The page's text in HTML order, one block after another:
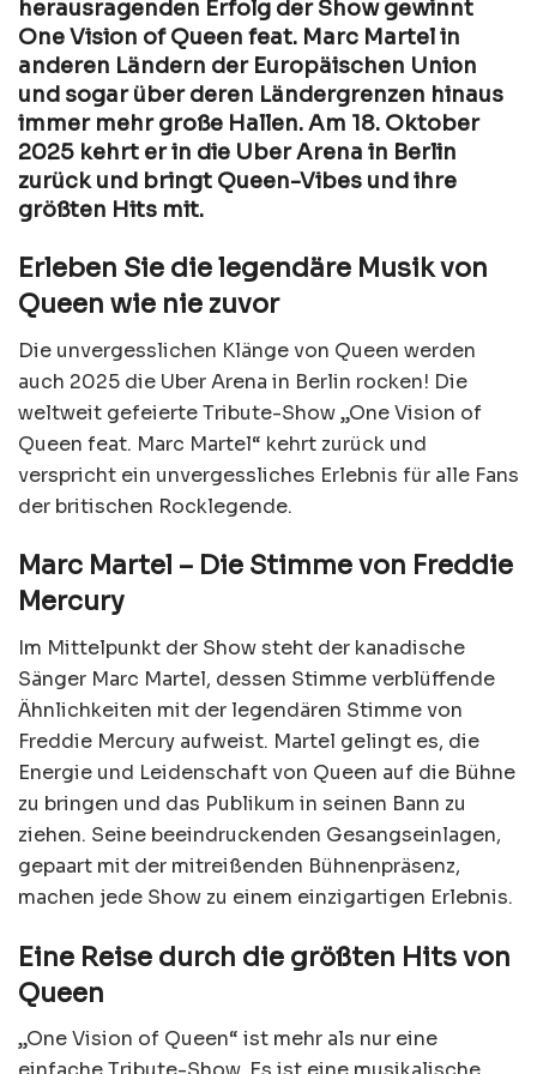
herausragenden Erfolg der Show gewinnt
One Vision of Queen feat. Marc Martel in
anderen Ländern der Europäischen Union
und sogar über deren Ländergrenzen hinaus
immer mehr große Hallen. Am 18. Oktober
2025 kehrt er in die Uber Arena in Berlin
zurück und bringt Queen-Vibes und ihre
größten Hits mit.
Erleben Sie die legendäre Musik von
Queen wie nie zuvor
Die unvergesslichen Klänge von Queen werden
auch 2025 die Uber Arena in Berlin rocken! Die
weltweit gefeierte Tribute-Show „One Vision of
Queen feat. Marc Martel“ kehrt zurück und
verspricht ein unvergessliches Erlebnis für alle Fans
der britischen Rocklegende.
Marc Martel – Die Stimme von Freddie
Mercury
Im Mittelpunkt der Show steht der kanadische
Sänger Marc Martel, dessen Stimme verblüffende
Ähnlichkeiten mit der legendären Stimme von
Freddie Mercury aufweist. Martel gelingt es, die
Energie und Leidenschaft von Queen auf die Bühne
zu bringen und das Publikum in seinen Bann zu
ziehen. Seine beeindruckenden Gesangseinlagen,
gepaart mit der mitreißenden Bühnenpräsenz,
machen jede Show zu einem einzigartigen Erlebnis.
Eine Reise durch die größten Hits von
Queen
„One Vision of Queen“ ist mehr als nur eine